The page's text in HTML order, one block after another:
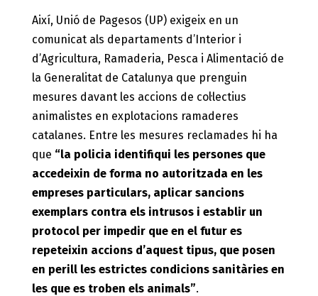
Així, Unió de Pagesos (UP) exigeix en un
comunicat als departaments d’Interior i
d’Agricultura, Ramaderia, Pesca i Alimentació de
la Generalitat de Catalunya que prenguin
mesures davant les accions de col·lectius
animalistes en explotacions ramaderes
catalanes. Entre les mesures reclamades hi ha
que “la policia identifiqui les persones que
accedeixin de forma no autoritzada en les
empreses particulars, aplicar sancions
exemplars contra els intrusos i establir un
protocol per impedir que en el futur es
repeteixin accions d’aquest tipus, que posen
en perill les estrictes condicions sanitàries en
les que es troben els animals”.